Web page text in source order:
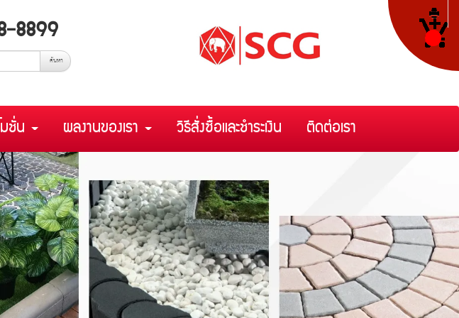
มชั่น ผลงานของเรา วิธีสั่งซื้อและชำระเงิน ติดต่อเรา
8899
ค้นหา